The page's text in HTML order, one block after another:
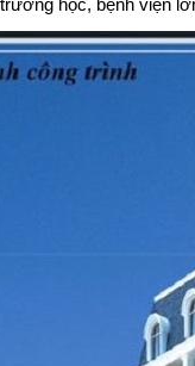
học, bệnh viện